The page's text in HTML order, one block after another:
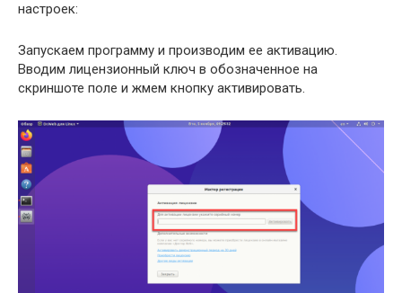
настроек:
Запускаем программу и производим ее активацию.
Вводим лицензионный ключ в обозначенное на
скриншоте поле и жмем кнопку активировать.